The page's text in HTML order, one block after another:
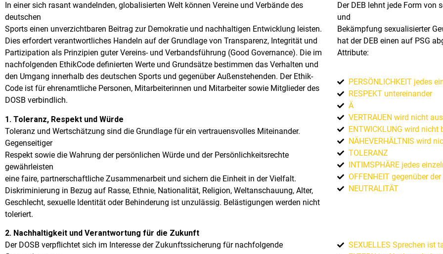
In einer sich rasant wandelnden, globalisierten Welt können Vereine und Verbände des
deutschen
Sports einen unverzichtbaren Beitrag zur Demokratie und nachhaltigen Entwicklung leisten.
Dies erfordert verantwortliches Handeln auf der Grundlage von Transparenz, Integrität und
Partizipation als Prinzipien guter Vereins- und Verbandsführung (Good Governance). Die im
nachfolgenden EthikCode definierten Werte und Grundsätze bestimmen das Verhalten und
den Umgang innerhalb des deutschen Sports und gegenüber Außenstehenden. Der Ethik-
Code ist für ehrenamtliche Personen, Mitarbeiterinnen und Mitarbeiter sowie Mitglieder des
DOSB verbindlich.
1. Toleranz, Respekt und Würde
Toleranz und Wertschätzung sind die Grundlage für ein vertrauensvolles Miteinander.
Gegenseitiger
Respekt sowie die Wahrung der persönlichen Würde und der Persönlichkeitsrechte
gewährleisten
eine faire, partnerschaftliche Zusammenarbeit und sichern die Einheit in der Vielfalt.
Diskriminierung in Bezug auf Rasse, Ethnie, Nationalität, Religion, Weltanschauung, Alter,
Geschlecht, sexuelle Identität oder Behinderung ist unzulässig. Belästigungen werden nicht
toleriert.
2. Nachhaltigkeit und Verantwortung für die Zukunft
Der DOSB verpflichtet sich im Interesse der Zukunftssicherung für nachfolgende
Der DEB lehnt jede Form
und
Bekämpfung sexualisierter
hat der DEB einen auf PSG
Attribute:
PERSÖNLICHKEIT jedes
RESPEKT untereinander
Ä
VERTRAUEN wird nicht
ENTWICKLUNG wird nicht
NÄHEVERHÄLTNIS wird
TOLERANZ
INTIMSPHÄRE jedes
OFFENHEIT gegenüber
NEUTRALITÄT
SEXUELLES Sprechen ist